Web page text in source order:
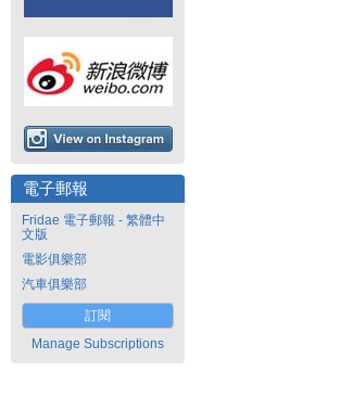
電子郵報
Fridae 電子郵報 - 繁體中
文版
電影俱樂部
汽車俱樂部
訂閱
Manage Subscriptions